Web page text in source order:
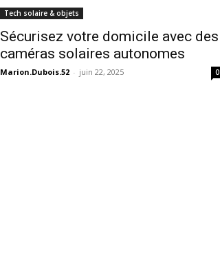
Tech solaire & objets
Sécurisez votre domicile avec des
caméras solaires autonomes
Marion.Dubois.52 - juin 22, 2025 0